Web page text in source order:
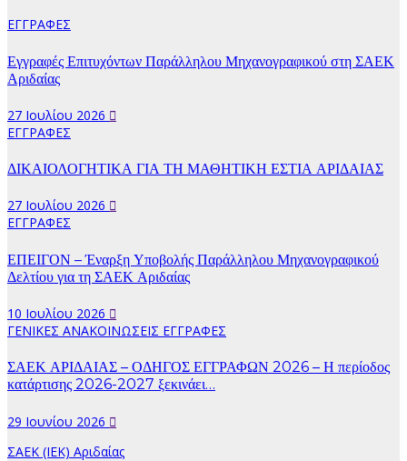
ΕΓΓΡΑΦΕΣ
Εγγραφές Επιτυχόντων Παράλληλου Μηχανογραφικού στη ΣΑΕΚ
Αριδαίας
27 Ιουλίου 2026
ΕΓΓΡΑΦΕΣ
ΔΙΚΑΙΟΛΟΓΗΤΙΚΑ ΓΙΑ ΤΗ ΜΑΘΗΤΙΚΗ ΕΣΤΙΑ ΑΡΙΔΑΙΑΣ
27 Ιουλίου 2026
ΕΓΓΡΑΦΕΣ
ΕΠΕΙΓΟΝ – Έναρξη Υποβολής Παράλληλου Μηχανογραφικού
Δελτίου για τη ΣΑΕΚ Αριδαίας
10 Ιουλίου 2026
ΓΕΝΙΚΕΣ ΑΝΑΚΟΙΝΩΣΕΙΣ ΕΓΓΡΑΦΕΣ
ΣΑΕΚ ΑΡΙΔΑΙΑΣ – ΟΔΗΓΟΣ ΕΓΓΡΑΦΩΝ 2026 – Η περίοδος
κατάρτισης 2026-2027 ξεκινάει…
29 Ιουνίου 2026
ΣΑΕΚ (ΙΕΚ) Αριδαίας